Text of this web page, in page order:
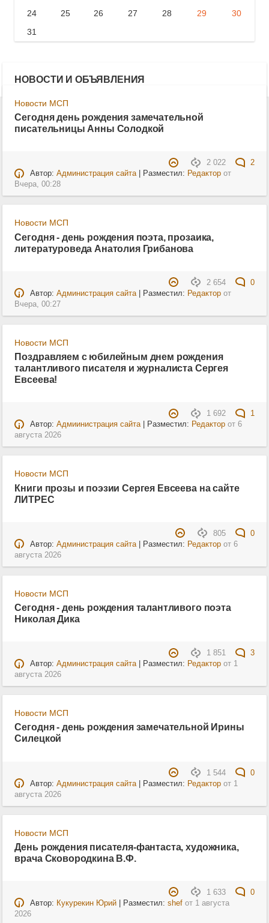
24
25 26 27 28 29
30
31
НОВОСТИ И ОБЪЯВЛЕНИЯ
Новости МСП
Сегодня день рождения замечательной
писательницы Анны Солодкой
2 022
2
Автор: Администрация сайта| Разместил: Редакторот
Вчера, 00:28
Новости МСП
Сегодня - день рождения поэта, прозаика,
литературоведа Анатолия Грибанова
2 654
0
Автор: Администрация сайта| Разместил: Редакторот
Вчера, 00:27
Новости МСП
Поздравляем с юбилейным днем рождения
талантливого писателя и журналиста Сергея
Евсеева!
1 692
1
Автор: Адмиинистрация сайта| Разместил: Редакторот 6
августа 2026
Новости МСП
Книги прозы и поэзии Сергея Евсеева на сайте
ЛИТРЕС
805
0
Автор: Администрация сайта| Разместил: Редакторот 6
августа 2026
Новости МСП
Сегодня - день рождения талантливого поэта
Николая Дика
1 851
3
Автор: Администрация сайта| Разместил: Редакторот 1
августа 2026
Новости МСП
Сегодня - день рождения замечательной Ирины
Силецкой
1 544
0
Автор: Администрация сайта| Разместил: Редакторот 1
августа 2026
Новости МСП
День рождения писателя-фантаста, художника,
врача Сковородкина В.Ф.
1 633
0
Автор: Кукурекин Юрий| Разместил: shefот 1 августа
2026